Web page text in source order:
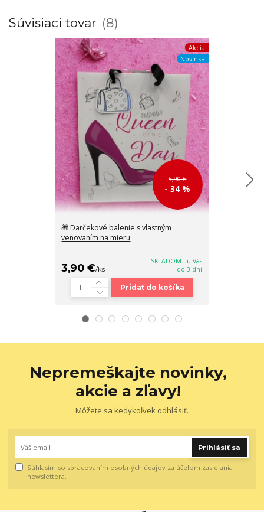
Súvisiaci tovar 8
Akcia
Novinka
5,90 €
- 34 %
🎁 Darčekové balenie s vlastným
venovaním na mieru
3,90 €/ks
SKLADOM - u Vás
do 3 dní
Pridať do košíka
Nepremeškajte novinky,
akcie a zľavy!
Môžete sa kedykoľvek odhlásiť.
Prihlásiť sa
Súhlasím so spracovaním osobných údajov za účelom zasielania
newslettera.